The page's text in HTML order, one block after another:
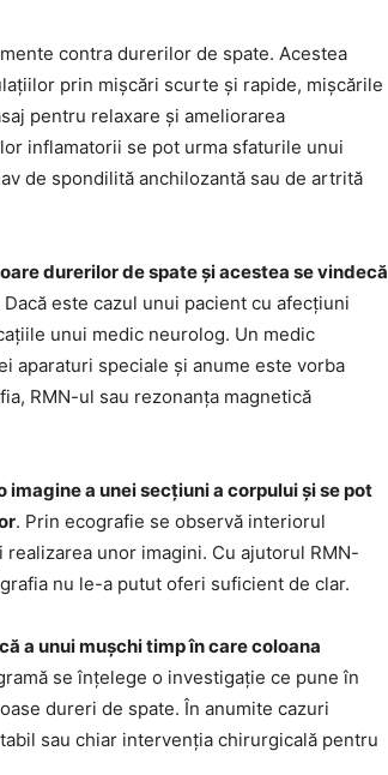
contra durerilor de spate. Acestea
prin mișcări scurte și rapide, mișcările
pentru relaxare și ameliorarea
inflamatorii se pot urma sfaturile unui
de spondilită anchilozantă sau de artrită
durerilor de spate și acestea se vindecă
Dacă este cazul unui pacient cu afecțiuni
unui medic neurolog. Un medic
aparaturi speciale și anume este vorba
RMN-ul sau rezonanța magnetică
a unei secțiuni a corpului și se pot
. Prin ecografie se observă interiorul
unor imagini. Cu ajutorul RMN-
nu le-a putut oferi suficient de clar.
a unui mușchi timp în care coloana
se înțelege o investigație ce pune în
dureri de spate. În anumite cazuri
sau chiar intervenția chirurgicală pentru